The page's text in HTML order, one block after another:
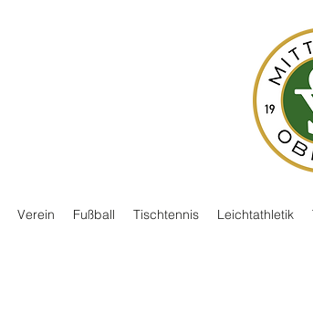
Verein Fußball Tischtennis Leichtathletik